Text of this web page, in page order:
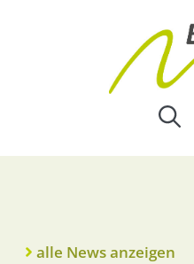
alle News anzeigen